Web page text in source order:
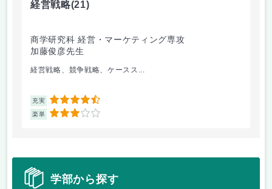
経営戦略(21)
商学研究科 経営・マーケティング専攻
加藤俊彦先生
経営戦略、競争戦略、ケースス...
充実 4.5
楽単 3
学部から探す